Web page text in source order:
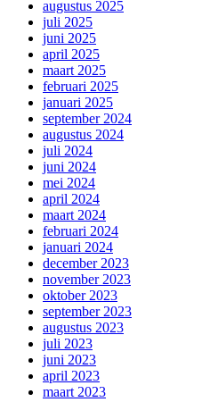
augustus 2025
juli 2025
juni 2025
april 2025
maart 2025
februari 2025
januari 2025
september 2024
augustus 2024
juli 2024
juni 2024
mei 2024
april 2024
maart 2024
februari 2024
januari 2024
december 2023
november 2023
oktober 2023
september 2023
augustus 2023
juli 2023
juni 2023
april 2023
maart 2023